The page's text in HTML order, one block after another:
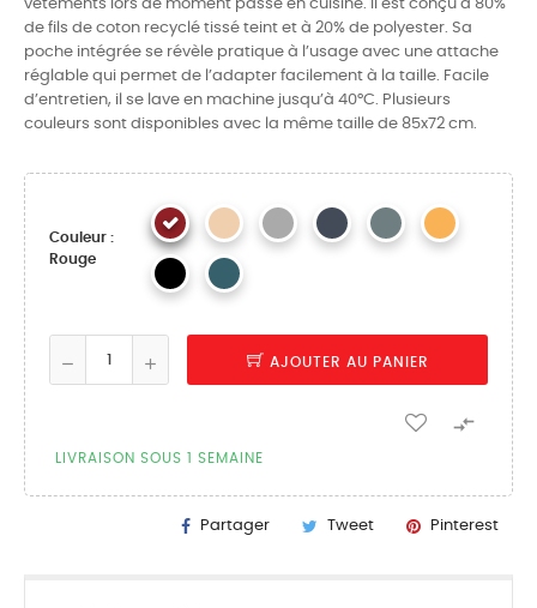
vêtements lors de moment passé en cuisine. Il est conçu à 80%
de fils de coton recyclé tissé teint et à 20% de polyester. Sa
poche intégrée se révèle pratique à l’usage avec une attache
réglable qui permet de l’adapter facilement à la taille. Facile
d’entretien, il se lave en machine jusqu’à 40°C. Plusieurs
couleurs sont disponibles avec la même taille de 85x72 cm.
Couleur :
Rouge
AJOUTER AU PANIER

LIVRAISON SOUS 1 SEMAINE
Partager Tweet Pinterest